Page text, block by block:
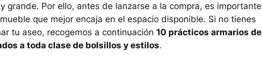
grande. Por ello, antes de lanzarse a la compra, es importante
que mejor encaja en el espacio disponible. Si no tienes
tu aseo, recogemos a continuación 10 prácticos armarios de
a toda clase de bolsillos y estilos.